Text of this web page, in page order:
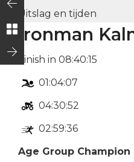
Uitslag en tijden
Ironman
Finish in 08:40:15
01:04:07
04:30:52
02:59:36
Age Group Champion